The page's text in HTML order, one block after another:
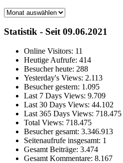
Archiv
Statistik - Seit 09.06.2021
Online Visitors: 11
Heutige Aufrufe: 414
Besucher heute: 288
Yesterday's Views: 2.113
Besucher gestern: 1.095
Last 7 Days Views: 9.709
Last 30 Days Views: 44.102
Last 365 Days Views: 718.475
Total Views: 718.475
Besucher gesamt: 3.346.913
Seitenaufrufe insgesamt: 1
Gesamt Beiträge: 3.474
Gesamt Kommentare: 8.167